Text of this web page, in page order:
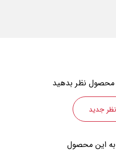
محصول نظر بدهید
جدید
به این محصول